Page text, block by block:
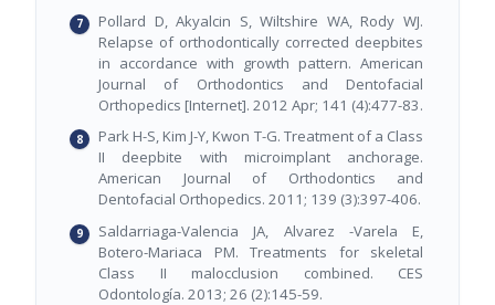
Pollard D, Akyalcin S, Wiltshire WA, Rody WJ.
Relapse of orthodontically corrected deepbites
in accordance with growth pattern. American
Journal of Orthodontics and Dentofacial
Orthopedics [Internet]. 2012 Apr; 141 (4):477-83.
Park H-S, Kim J-Y, Kwon T-G. Treatment of a Class
II deepbite with microimplant anchorage.
American Journal of Orthodontics and
Dentofacial Orthopedics. 2011; 139 (3):397-406.
Saldarriaga-Valencia JA, Alvarez -Varela E,
Botero-Mariaca PM. Treatments for skeletal
Class II malocclusion combined. CES
Odontología. 2013; 26 (2):145-59.